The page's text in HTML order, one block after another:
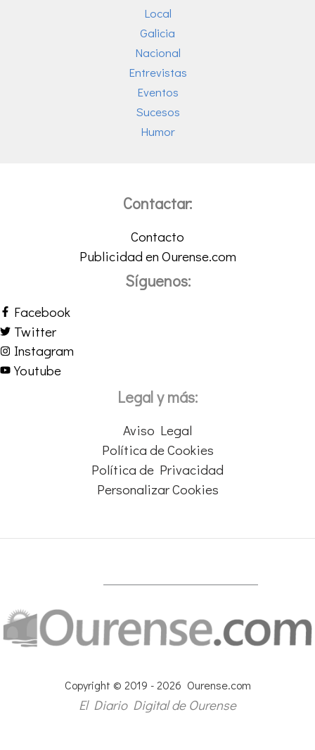
Local
Galicia
Nacional
Entrevistas
Eventos
Sucesos
Humor
Contactar:
Contacto
Publicidad en Ourense.com
Síguenos:
Facebook
Twitter
Instagram
Youtube
Legal y más:
Aviso Legal
Política de Cookies
Política de Privacidad
Personalizar Cookies
Copyright © 2019 - 2026 Ourense.com
El Diario Digital de Ourense